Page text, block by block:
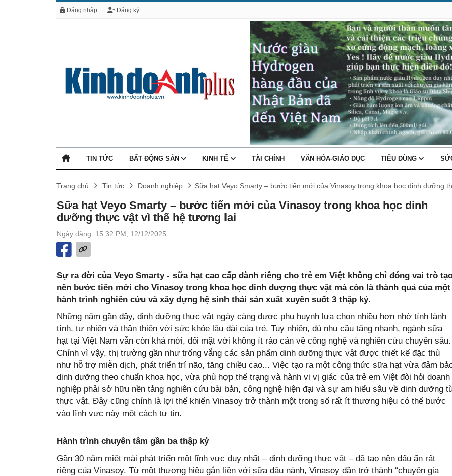
Đăng nhập Đăng ký
TIN TỨC BẤT ĐỘNG SẢN KINH TẾ TÀI CHÍNH VĂN HÓA-GIÁO DỤC TIÊU DÙNG
Trang chủ Tin tức Doanh nghiệp Sữa hạt Veyo Smarty – bước tiến mới của Vinasoy trong khoa học dinh dưỡng
Sữa hạt Veyo Smarty – bước tiến mới của Vinasoy trong khoa học dinh
dưỡng thực vật vì thế hệ tương lai
Ngày đăng: 15:32 PM, 12/12/2025
Sự ra đời của Veyo Smarty - sữa hạt cao cấp dành riêng cho trẻ em Việt không chỉ đóng vai trò
nên bước tiến mới cho Vinasoy trong khoa học dinh dượng thực vật mà còn là thành quả của một
hành trình nghiên cứu và xây dựng hệ sinh thái sản xuất xuyên suốt 3 thập kỷ.
Những năm gần đây, dinh dưỡng thực vật ngày càng được phụ huynh lựa chọn nhiều hơn nhờ tính lành
tính, tự nhiên và thân thiện với sức khỏe lâu dài của trẻ. Tuy nhiên, dù nhu cầu tăng nhanh, ngành sữa
hạt tại Việt Nam vẫn còn khá mới, đối mặt với không ít rào cản về công nghệ và nghiên cứu chuyên sâu.
Chính vì vậy, thị trường gần như trống vắng các sản phẩm dinh dưỡng thực vật được thiết kế đặc thù
như hỗ trợ miễn dịch, phát triển trí não, tăng chiều cao... Việc tạo ra một công thức sữa hạt vừa đảm
dinh dưỡng theo chuẩn khoa học, vừa phù hợp thể trạng và hành vi vị giác của trẻ em Việt đòi hỏi doanh
nghiệp phải sở hữu nền tảng nghiên cứu bài bản, công nghệ hiện đại và sự am hiểu sâu về dinh dưỡng
thực vật. Đây cũng chính là lợi thế khiến Vinasoy trở thành một trong số rất ít thương hiệu có thể bước
vào lĩnh vực này một cách tự tin.
Hành trình chuyên tâm gần ba thập kỷ
Gần 30 năm miệt mài phát triển một lĩnh vực duy nhất – dinh dưỡng thực vật – đã tạo nên dấu ấn rất
riêng của Vinasoy. Từ một thương hiệu gắn liền với sữa đậu nành, Vinasoy dần trở thành “chuyên gia